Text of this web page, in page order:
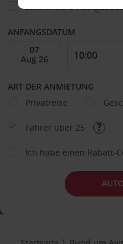
Eine andere
ANFANGSDATUM
ART DER ANMIETUNG
Privatreise
Fahrer über 25
Ich habe einen Rabatt-